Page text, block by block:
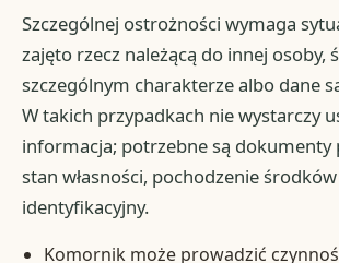
Szczególnej ostrożności wymaga
zajęto rzecz należącą do innej osoby,
szczególnym charakterze albo dane
W takich przypadkach nie wystarczy
informacja; potrzebne są dokumenty
stan własności, pochodzenie środków
identyfikacyjny.
Komornik może prowadzić